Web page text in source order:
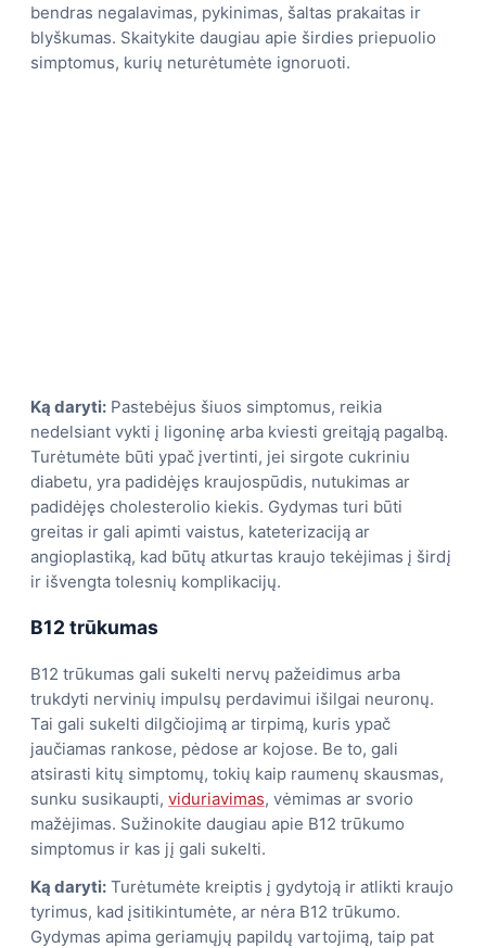
bendras negalavimas, pykinimas, šaltas prakaitas ir
blyškumas. Skaitykite daugiau apie širdies priepuolio
simptomus, kurių neturėtumėte ignoruoti.
Ką daryti: Pastebėjus šiuos simptomus, reikia
nedelsiant vykti į ligoninę arba kviesti greitąją pagalbą.
Turėtumėte būti ypač įvertinti, jei sirgote cukriniu
diabetu, yra padidėjęs kraujospūdis, nutukimas ar
padidėjęs cholesterolio kiekis. Gydymas turi būti
greitas ir gali apimti vaistus, kateterizaciją ar
angioplastiką, kad būtų atkurtas kraujo tekėjimas į širdį
ir išvengta tolesnių komplikacijų.
B12 trūkumas
B12 trūkumas gali sukelti nervų pažeidimus arba
trukdyti nervinių impulsų perdavimui išilgai neuronų.
Tai gali sukelti dilgčiojimą ar tirpimą, kuris ypač
jaučiamas rankose, pėdose ar kojose. Be to, gali
atsirasti kitų simptomų, tokių kaip raumenų skausmas,
sunku susikaupti, viduriavimas, vėmimas ar svorio
mažėjimas. Sužinokite daugiau apie B12 trūkumo
simptomus ir kas jį gali sukelti.
Ką daryti: Turėtumėte kreiptis į gydytoją ir atlikti kraujo
tyrimus, kad įsitikintumėte, ar nėra B12 trūkumo.
Gydymas apima geriamųjų papildų vartojimą, taip pat